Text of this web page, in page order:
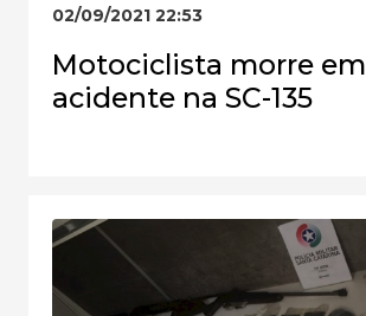
02/09/2021 22:53
Motociclista morre em
acidente na SC-135